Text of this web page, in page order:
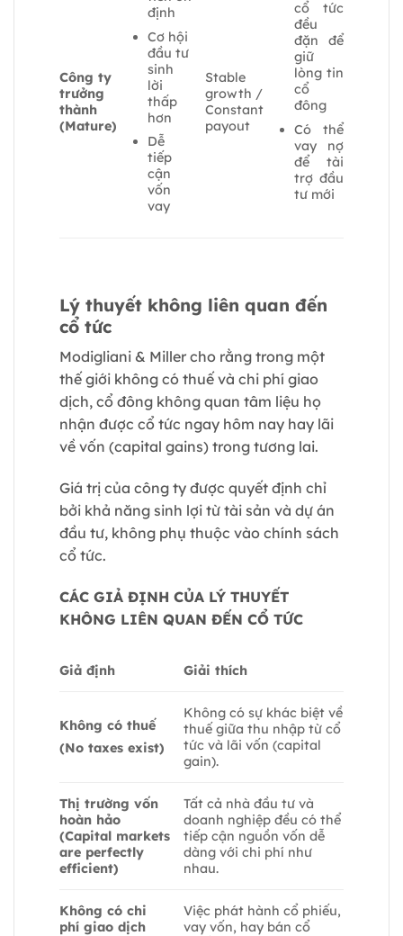
Công ty
trưởng
thành
(Mature)
định
Cơ hội
đầu tư
sinh
lời
thấp
hơn
Dễ
tiếp
cận
vốn
vay
Stable
growth /
Constant
payout
cổ tức
đều
đặn để
giữ
lòng tin
cổ
đông
Có thể
vay nợ
để tài
trợ đầu
tư mới
Lý thuyết không liên quan đến
cổ tức
Modigliani & Miller cho rằng trong một
thế giới không có thuế và chi phí giao
dịch, cổ đông không quan tâm liệu họ
nhận được cổ tức ngay hôm nay hay lãi
về vốn (capital gains) trong tương lai.
Giá trị của công ty được quyết định chỉ
bởi khả năng sinh lợi từ tài sản và dự án
đầu tư, không phụ thuộc vào chính sách
cổ tức.
CÁC GIẢ ĐỊNH CỦA LÝ THUYẾT
KHÔNG LIÊN QUAN ĐẾN CỔ TỨC
Giả định Giải thích
Không có thuế
(No taxes exist)
Không có sự khác biệt về
thuế giữa thu nhập từ cổ
tức và lãi vốn (capital
gain).
Thị trường vốn
hoàn hảo
(Capital markets
are perfectly
efficient)
Tất cả nhà đầu tư và
doanh nghiệp đều có thể
tiếp cận nguồn vốn dễ
dàng với chi phí như
nhau.
Không có chi
phí giao dịch
Việc phát hành cổ phiếu,
vay vốn, hay bán cổ